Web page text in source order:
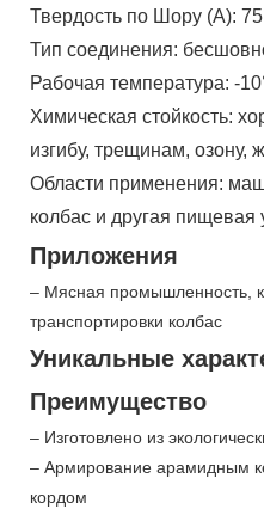
Твердость по Шору (А):
Тип соединения:
Рабочая температура: -
Химическая стойкость:
изгибу, трещинам, озону,
Области применения:
колбас и другая пищевая
Приложения
– Мясная промышленность,
транспортировки колбас
Уникальные
Преимущество
– Изготовлено из
– Армирование арамидным
кордом